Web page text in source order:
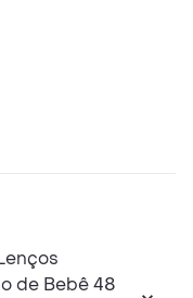
de Bebê 48